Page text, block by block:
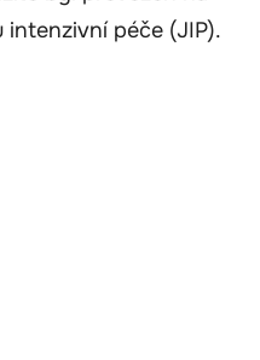
péče (JIP).